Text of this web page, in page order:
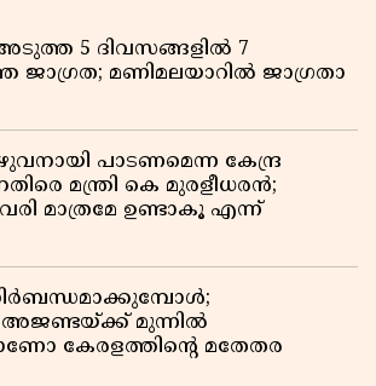
5 ദിവസങ്ങളിൽ 7
ജാഗ്രത; മണിമലയാറിൽ ജാഗ്രതാ
പാടണമെന്ന കേന്ദ്ര
മന്ത്രി കെ മുരളീധരൻ;
മാത്രമേ ഉണ്ടാകൂ എന്ന്
മുന്നിൽ
കേരളത്തിന്റെ മതേതര